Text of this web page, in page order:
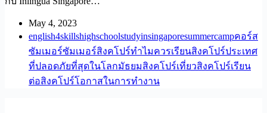
May 4, 2023
english4skillshighschoolstudyinsingaporesummercampคอร์ส
ซัมเมอร์ซัมเมอร์สิงคโปร์ทำไมควรเรียนสิงคโปร์ประเทศ
ที่ปลอดภัยที่สุดในโลกมัธยมสิงคโปร์เที่ยวสิงคโปร์เรียน
ต่อสิงคโปร์โอกาสในการทำงาน